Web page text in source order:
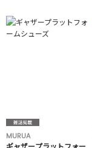
MURUA
ギャザープラットフォー